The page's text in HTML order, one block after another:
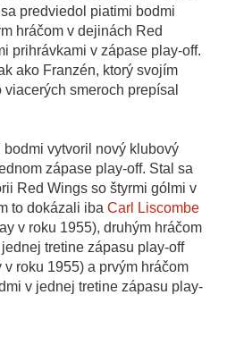
predviedol piatimi bodmi
hráčom v dejinách Red
prihrávkami v zápase play-off.
ako Franzén, ktorý svojím
smeroch prepísal
vytvoril nový klubový
zápase play-off. Stal sa
Red Wings so štyrmi gólmi v
to dokázali iba Carl Liscombe
v roku 1955), druhým hráčom
tretine zápasu play-off
roku 1955) a prvým hráčom
v jednej tretine zápasu play-